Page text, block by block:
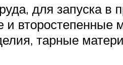
для запуска в
второстепенные
тарные